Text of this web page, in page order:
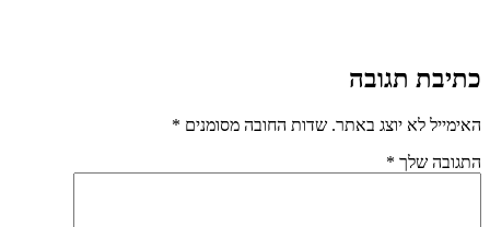
כתיבת תגובה
האימייל לא יוצג באתר. שדות החובה מסומנים *
התגובה שלך *